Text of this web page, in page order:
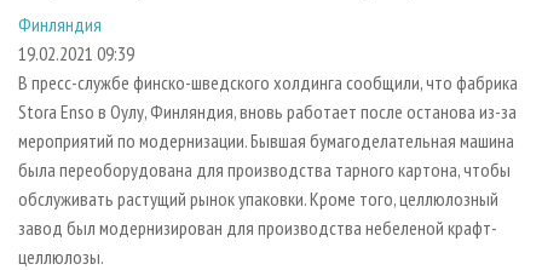
СУШКА ДРЕВЕСИНЫ
ПРОИЗВОДСТВО ДРЕВЕСНЫХ ПЛИТ
ДЕРЕВЯННОЕ ДОМОСТРОЕНИЕ
ПРОИЗВОДСТВО МЕБЕЛИ
БИОЭНЕРГЕТИКА
ЦБП
ПЕРСОНЫ
МОБИЛЬНЫЕ ВЫСТАВКИ
ОФИЦИАЛЬНЫЕ ДЕЛЕГАЦИИ
ПРИОРИТЕТНЫЕ ИНВЕСТПРОЕКТЫ
RUSSIAN FORESTRY REVIEW
ГАЗЕТА ЛЕСПРОМФОРУМ
КОНТАКТЫ
РЕКЛАМОДАТЕЛЯМ
РЕКЛАМА
РЕКЛАМА НА САЙТЕ
Финляндия
19.02.2021 09:39
В пресс-службе финско-шведского холдинга сообщили, что фабрика
Stora Enso в Оулу, Финляндия, вновь работает после останова из-за
мероприятий по модернизации. Бывшая бумагоделательная машина
была переоборудована для производства тарного картона, чтобы
обслуживать растущий рынок упаковки. Кроме того, целлюлозный
завод был модернизирован для производства небеленой крафт-
целлюлозы.